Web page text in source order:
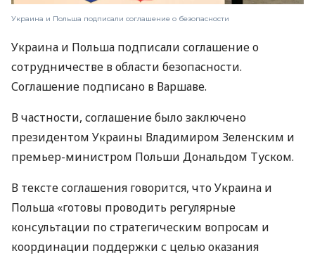
Украина и Польша подписали соглашение о безопасности
Украина и Польша подписали соглашение о
сотрудничестве в области безопасности.
Соглашение подписано в Варшаве.
В частности, соглашение было заключено
президентом Украины Владимиром Зеленским и
премьер-министром Польши Дональдом Туском.
В тексте соглашения говорится, что Украина и
Польша «готовы проводить регулярные
консультации по стратегическим вопросам и
координации поддержки с целью оказания